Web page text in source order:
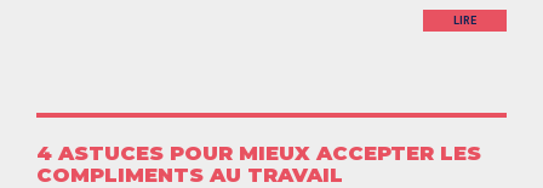
LIRE
4 ASTUCES POUR MIEUX ACCEPTER LES
COMPLIMENTS AU TRAVAIL